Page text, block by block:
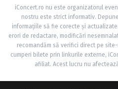
iConcert.ro nu este organizatorul
nostru este strict informativ.
informațiile să fie corecte și
erori de redactare, modificări
recomandăm să verifici direct pe
cumperi bilete prin linkurile externe,
afiliat. Acest lucru nu